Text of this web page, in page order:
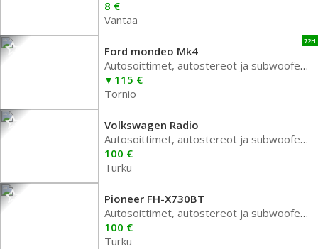
8 €
Vantaa
72H
Ford mondeo Mk4
Autosoittimet, autostereot ja subwoofer autoon
115 €
Tornio
Volkswagen Radio
Autosoittimet, autostereot ja subwoofer autoon
100 €
Turku
Pioneer FH-X730BT
Autosoittimet, autostereot ja subwoofer autoon
100 €
Turku